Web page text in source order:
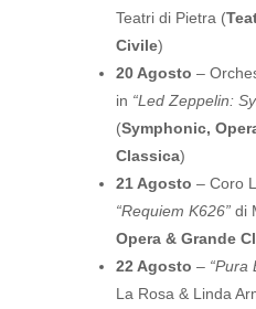
Teatri di Pietra (
Civile)
20 Agosto –
in “Led Zeppelin:
(Symphonic,
Classica)
21 Agosto – Coro
“Requiem K626” di
Opera & Grande
22 Agosto – “Pura
La Rosa & Linda